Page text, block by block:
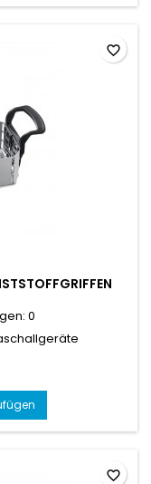
0
favorite_border
favorite_border